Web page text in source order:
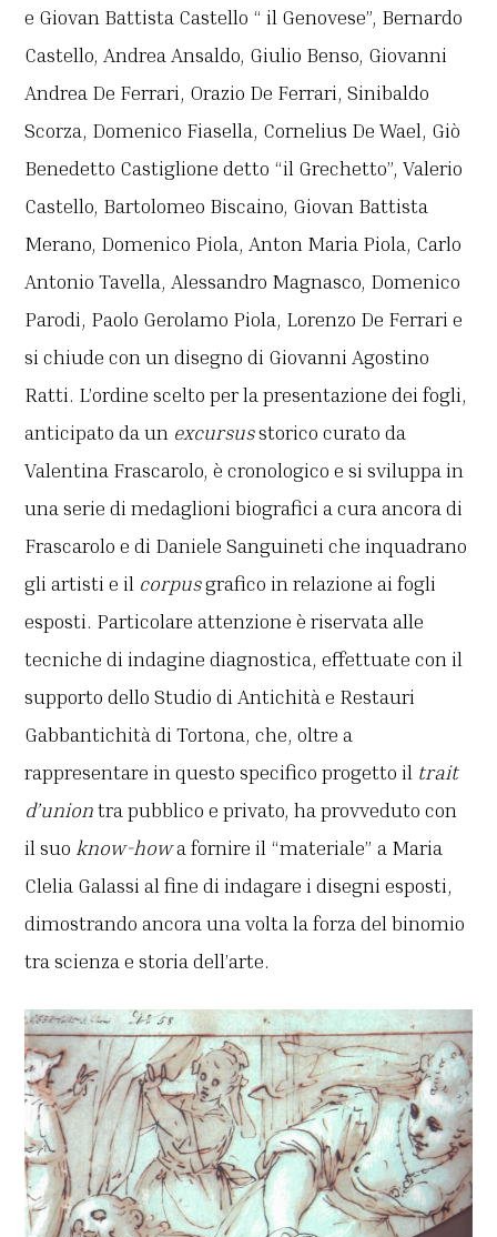
e Giovan Battista Castello “ il Genovese”, Bernardo
Castello, Andrea Ansaldo, Giulio Benso, Giovanni
Andrea De Ferrari, Orazio De Ferrari, Sinibaldo
Scorza, Domenico Fiasella, Cornelius De Wael, Giò
Benedetto Castiglione detto “il Grechetto”, Valerio
Castello, Bartolomeo Biscaino, Giovan Battista
Merano, Domenico Piola, Anton Maria Piola, Carlo
Antonio Tavella, Alessandro Magnasco, Domenico
Parodi, Paolo Gerolamo Piola, Lorenzo De Ferrari e
si chiude con un disegno di Giovanni Agostino
Ratti. L’ordine scelto per la presentazione dei fogli,
anticipato da un excursusstorico curato da
Valentina Frascarolo, è cronologico e si sviluppa in
una serie di medaglioni biografici a cura ancora di
Frascarolo e di Daniele Sanguineti che inquadrano
gli artisti e il corpusgrafico in relazione ai fogli
esposti. Particolare attenzione è riservata alle
tecniche di indagine diagnostica, effettuate con il
supporto dello Studio di Antichità e Restauri
Gabbantichità di Tortona, che, oltre a
rappresentare in questo specifico progetto il trait
d’uniontra pubblico e privato, ha provveduto con
il suo know-howa fornire il “materiale” a Maria
Clelia Galassi al fine di indagare i disegni esposti,
dimostrando ancora una volta la forza del binomio
tra scienza e storia dell’arte.